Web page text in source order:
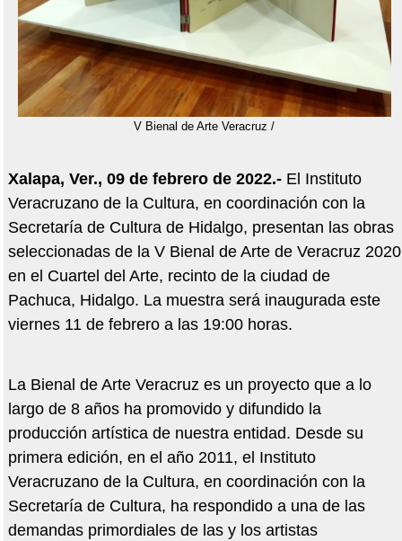
V Bienal de Arte Veracruz /
Xalapa, Ver., 09 de febrero de 2022.-El Instituto
Veracruzano de la Cultura, en coordinación con la
Secretaría de Cultura de Hidalgo, presentan las obras
seleccionadas de la V Bienal de Arte de Veracruz 2020
en el Cuartel del Arte, recinto de la ciudad de
Pachuca, Hidalgo. La muestra será inaugurada este
viernes 11 de febrero a las 19:00 horas.
La Bienal de Arte Veracruz es un proyecto que a lo
largo de 8 años ha promovido y difundido la
producción artística de nuestra entidad. Desde su
primera edición, en el año 2011, el Instituto
Veracruzano de la Cultura, en coordinación con la
Secretaría de Cultura, ha respondido a una de las
demandas primordiales de las y los artistas